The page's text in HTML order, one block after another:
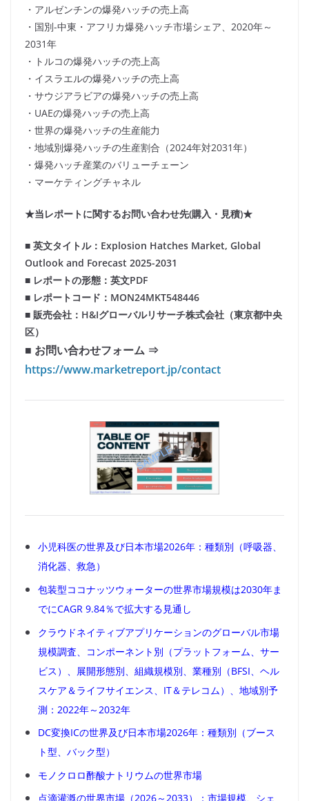
・アルゼンチンの爆発ハッチの売上高
・国別-中東・アフリカ爆発ハッチ市場シェア、2020年～
2031年
・トルコの爆発ハッチの売上高
・イスラエルの爆発ハッチの売上高
・サウジアラビアの爆発ハッチの売上高
・UAEの爆発ハッチの売上高
・世界の爆発ハッチの生産能力
・地域別爆発ハッチの生産割合（2024年対2031年）
・爆発ハッチ産業のバリューチェーン
・マーケティングチャネル
★当レポートに関するお問い合わせ先(購入・見積)★
■ 英文タイトル：Explosion Hatches Market, Global
Outlook and Forecast 2025-2031
■ レポートの形態：英文PDF
■ レポートコード：MON24MKT548446
■ 販売会社：H&Iグローバルリサーチ株式会社（東京都中央
区）
■ お問い合わせフォーム ⇒
https://www.marketreport.jp/contact
小児科医の世界及び日本市場2026年：種類別（呼吸器、
消化器、救急）
包装型ココナッツウォーターの世界市場規模は2030年ま
でにCAGR 9.84％で拡大する見通し
クラウドネイティブアプリケーションのグローバル市場
規模調査、コンポーネント別（プラットフォーム、サー
ビス）、展開形態別、組織規模別、業種別（BFSI、ヘル
スケア＆ライフサイエンス、IT＆テレコム）、地域別予
測：2022年～2032年
DC変換ICの世界及び日本市場2026年：種類別（ブース
ト型、バック型）
モノクロロ酢酸ナトリウムの世界市場
点滴灌漑の世界市場（2026～2033）：市場規模、シェ